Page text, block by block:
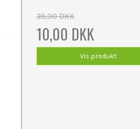
39,00 DKK
10,00 DKK
Vis produkt